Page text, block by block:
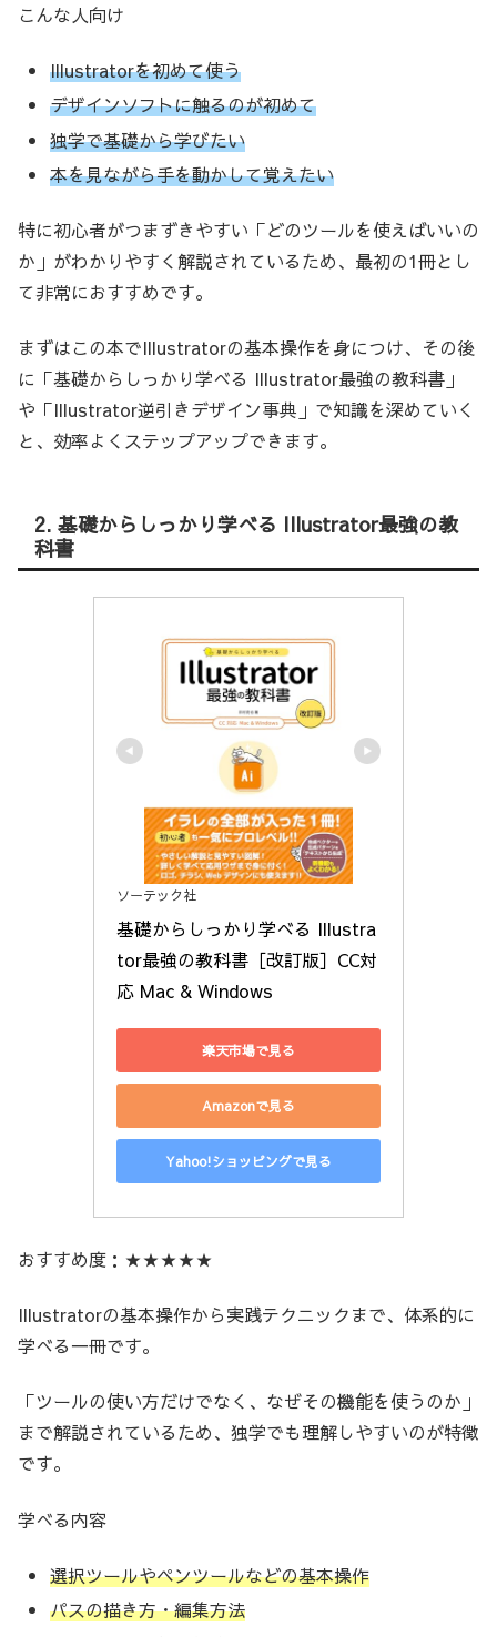
こんな人向け
Illustratorを初めて使う
デザインソフトに触るのが初めて
独学で基礎から学びたい
本を見ながら手を動かして覚えたい
特に初心者がつまずきやすい「どのツールを使えばいいの
か」がわかりやすく解説されているため、最初の1冊とし
て非常におすすめです。
まずはこの本でIllustratorの基本操作を身につけ、その後
に「基礎からしっかり学べる Illustrator最強の教科書」
や「Illustrator逆引きデザイン事典」で知識を深めていく
と、効率よくステップアップできます。
2. 基礎からしっかり学べる Illustrator最強の教
科書
ソーテック社
基礎からしっかり学べる Illustra
tor最強の教科書［改訂版］CC対
応 Mac & Windows
楽天市場で見る
Amazonで見る
Yahoo!ショッピングで見る
おすすめ度：★★★★★
Illustratorの基本操作から実践テクニックまで、体系的に
学べる一冊です。
「ツールの使い方だけでなく、なぜその機能を使うのか」
まで解説されているため、独学でも理解しやすいのが特徴
です。
学べる内容
選択ツールやペンツールなどの基本操作
パスの描き方・編集方法